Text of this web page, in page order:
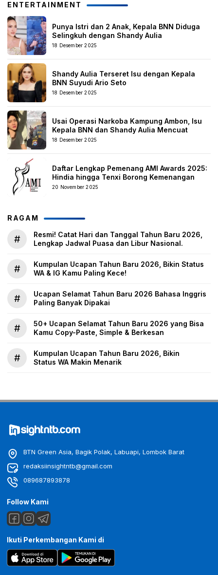
ENTERTAINMENT
Punya Istri dan 2 Anak, Kepala BNN Diduga
Selingkuh dengan Shandy Aulia
18 Desember 2025
Shandy Aulia Terseret Isu dengan Kepala
BNN Suyudi Ario Seto
18 Desember 2025
Usai Operasi Narkoba Kampung Ambon, Isu
Kepala BNN dan Shandy Aulia Mencuat
18 Desember 2025
Daftar Lengkap Pemenang AMI Awards 2025:
Hindia hingga Tenxi Borong Kemenangan
20 November 2025
RAGAM
#
Resmi! Catat Hari dan Tanggal Tahun Baru 2026,
Lengkap Jadwal Puasa dan Libur Nasional.
#
Kumpulan Ucapan Tahun Baru 2026, Bikin Status
WA & IG Kamu Paling Kece!
#
Ucapan Selamat Tahun Baru 2026 Bahasa Inggris
Paling Banyak Dipakai
#
50+ Ucapan Selamat Tahun Baru 2026 yang Bisa
Kamu Copy-Paste, Simple & Berkesan
#
Kumpulan Ucapan Tahun Baru 2026, Bikin
Status WA Makin Menarik
BTN Green Asia, Bagik Polak, Labuapi, Lombok Barat
redaksiinsightntb@gmail.com
089687893878
Follow Kami
Ikuti Perkembangan Kami di